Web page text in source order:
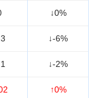
↓0%
↓-6%
↓-2%
↑0%